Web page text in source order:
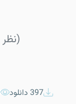
(331 نظر)
397 دانلود